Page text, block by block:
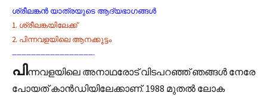
ശ്രീലങ്കൻ യാത്രയുടെ ആദ്യഭാഗങ്ങൾ
1. ശ്രീലങ്കയിലേക്ക്
2. പിന്നവളയിലെ ആനക്കൂട്ടം
—————————————————-
പിന്നവളയിലെ അനാഥരോട് വിടപറഞ്ഞ് ഞങ്ങൾ നേരേ
പോയത് കാൻഡിയിലേക്കാണ്. 1988 മുതൽ ലോക